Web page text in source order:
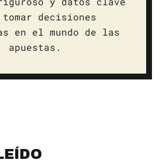
decisiones
en el mundo de las
apuestas.